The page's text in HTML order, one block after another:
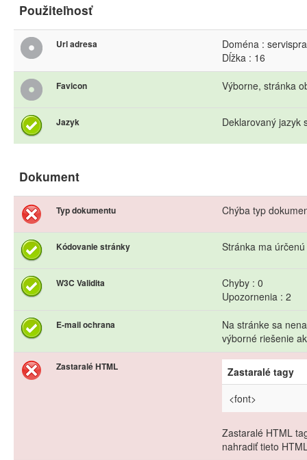
Použiteľnosť
Url adresa
Doména :
Dĺžka : 16
Favicon Výborne, stránka
Jazyk Deklarovaný jazyk
Dokument
Typ dokumentu Chýba typ
Kódovanie stránky Stránka ma
W3C Validita
Chyby : 0
Upozornenia : 2
E-mail ochrana
Na stránke sa
výborné riešenie
Zastaralé HTML
Zastaralé tagy
<font>
Zastaralé HTML
nahradiť tieto